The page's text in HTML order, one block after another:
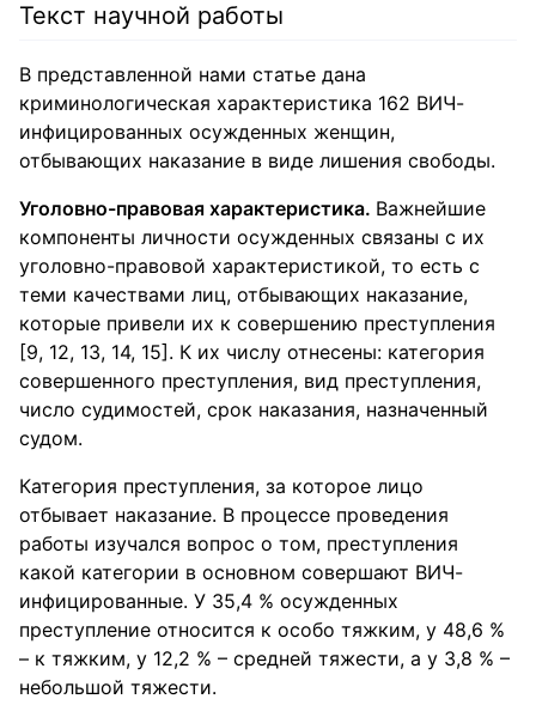
Текст научной работы
В представленной нами статье дана
криминологическая характеристика 162 ВИЧ-
инфицированных осужденных женщин,
отбывающих наказание в виде лишения свободы.
Уголовно-правовая характеристика. Важнейшие
компоненты личности осужденных связаны с их
уголовно-правовой характеристикой, то есть с
теми качествами лиц, отбывающих наказание,
которые привели их к совершению преступления
[9, 12, 13, 14, 15]. К их числу отнесены: категория
совершенного преступления, вид преступления,
число судимостей, срок наказания, назначенный
судом.
Категория преступления, за которое лицо
отбывает наказание. В процессе проведения
работы изучался вопрос о том, преступления
какой категории в основном совершают ВИЧ-
инфицированные. У 35,4 % осужденных
преступление относится к особо тяжким, у 48,6 %
– к тяжким, у 12,2 % – средней тяжести, а у 3,8 % –
небольшой тяжести.